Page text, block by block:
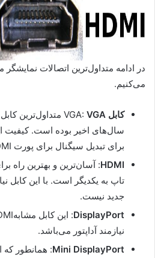
در ادامه متداول‌ترین اتصالات نمایشگر
می‌کنیم.
کابل VGA
متداول‌ترین
سال‌های اخیر بوده است. کیفیت
برای تبدیل سیگنال برای پورت HDMI نیاز به یک دانگل دارد.
HDMI: آسان‌ترین و بهترین راه
تاپ به یکدیگر است. با این کابل
جدید نیست.
DisplayPort
نیازمند آداپتور می‌باشد.
Mini DisplayPort: همانطور که